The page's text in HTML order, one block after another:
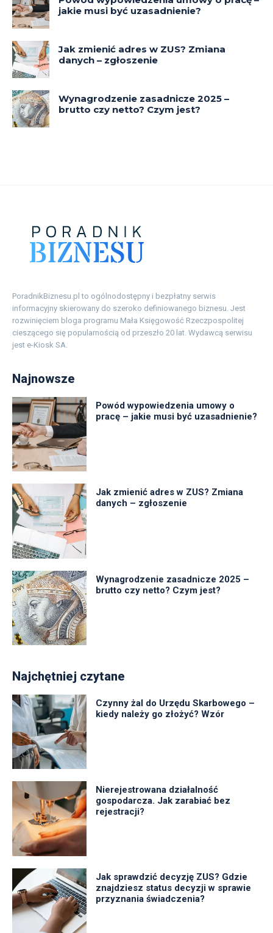
PoradnikBiznesu.pl to ogólnodostępny i bezpłatny serwis
informacyjny skierowany do szeroko definiowanego biznesu. Jest
rozwinięciem bloga programu Mała Księgowość Rzeczpospolitej
cieszącego się popularnością od przeszło 20 lat. Wydawcą serwisu
jest e-Kiosk SA.
Najnowsze
Powód wypowiedzenia umowy o
pracę – jakie musi być uzasadnienie?
Jak zmienić adres w ZUS? Zmiana
danych – zgłoszenie
Wynagrodzenie zasadnicze 2025 –
brutto czy netto? Czym jest?
Najchętniej czytane
Czynny żal do Urzędu Skarbowego –
kiedy należy go złożyć? Wzór
Nierejestrowana działalność
gospodarcza. Jak zarabiać bez
rejestracji?
Jak sprawdzić decyzję ZUS? Gdzie
znajdziesz status decyzji w sprawie
przyznania świadczenia?